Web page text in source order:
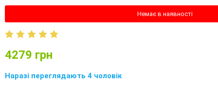
Немає в наявності
4279 грн
Наразі переглядають 4 чоловік